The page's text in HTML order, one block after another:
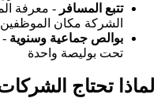
تتبع المسافر - معرفة
الشركة مكان الموظفين
بوالص جماعية وسنوية -
تحت بوليصة واحدة
لماذا تحتاج